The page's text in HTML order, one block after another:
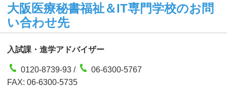
大阪医療秘書福祉＆IT専門学校のお問
い合わせ先
入試課・進学アドバイザー
0120-8739-93 /
06-6300-5767
FAX: 06-6300-5735